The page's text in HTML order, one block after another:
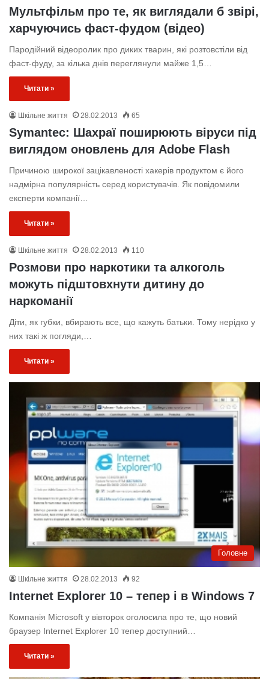
Мультфільм про те, як виглядали б звірі,
харчуючись фаст-фудом (відео)
Пародійний відеоролик про диких тварин, які розтовстіли від
фаст-фуду, за кілька днів переглянули майже 1,5…
Читати »
Шкільне життя 28.02.2013 65
Symantec: Шахраї поширюють віруси під
виглядом оновлень для Adobe Flash
Причиною широкої зацікавленості хакерів продуктом є його
надмірна популярність серед користувачів. Як повідомили
експерти компанії…
Читати »
Шкільне життя 28.02.2013 110
Розмови про наркотики та алкоголь
можуть підштовхнути дитину до
наркоманії
Діти, як губки, вбирають все, що кажуть батьки. Тому нерідко у
них такі ж погляди,…
Читати »
Головне
Шкільне життя 28.02.2013 92
Internet Explorer 10 – тепер і в Windows 7
Компанія Microsoft у вівторок оголосила про те, що новий
браузер Internet Explorer 10 тепер доступний…
Читати »